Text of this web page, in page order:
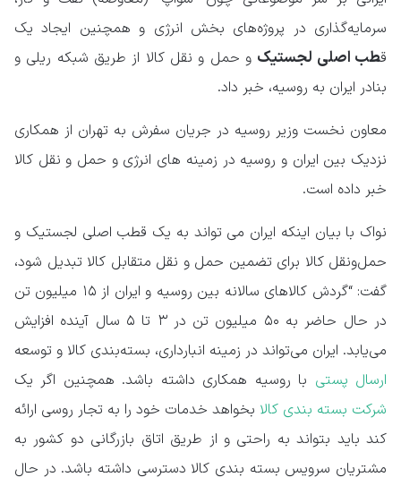
سرمایه‌گذاری در پروژه‌های بخش انرژی و همچنین ایجاد یک
قطب اصلی لجستیک و حمل و نقل کالا از طریق شبکه ریلی و
بنادر ایران به روسیه، خبر داد.
معاون نخست وزیر روسیه در جریان سفرش به تهران از همکاری
نزدیک بین ایران و روسیه در زمینه های انرژی و حمل و نقل کالا
خبر داده است.
نواک با بیان اینکه ایران می تواند به یک قطب اصلی لجستیک و
حمل‌ونقل کالا برای تضمین حمل و نقل متقابل کالا تبدیل شود،
گفت: “گردش کالاهای سالانه بین روسیه و ایران از ۱۵ میلیون تن
در حال حاضر به ۵۰ میلیون تن در ۳ تا ۵ سال آینده افزایش
می‌یابد. ایران می‌تواند در زمینه انبارداری، بسته‌بندی کالا و توسعه
ارسال پستی با روسیه همکاری داشته باشد. همچنین اگر یک
شرکت بسته بندی کالا بخواهد خدمات خود را به تجار روسی ارائه
کند باید بتواند به راحتی و از طریق اتاق بازرگانی دو کشور به
مشتریان سرویس بسته بندی کالا دسترسی داشته باشد. در حال